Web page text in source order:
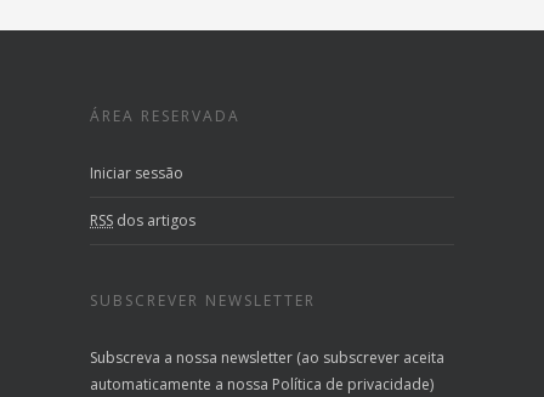
ÁREA RESERVADA
Iniciar sessão
RSS dos artigos
SUBSCREVER NEWSLETTER
Subscreva a nossa newsletter (ao subscrever aceita
automaticamente a nossa Política de privacidade)